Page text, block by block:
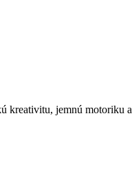
kreativitu, jemnú motoriku